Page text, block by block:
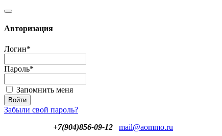
Авторизация
Логин*
Пароль*
Запомнить меня
Забыли свой пароль?
+7(904)856-09-12
mail@aommo.ru